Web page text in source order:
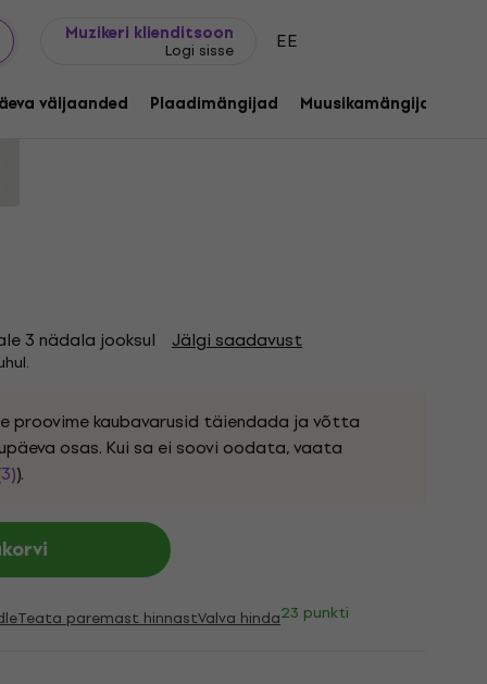
Muzikeri klienditsoon
Logi sisse EE
väljaanded Plaadimängijad Muusikamängijad
Edition) (LP)
3 nädala jooksul Jälgi saadavust
proovime kaubavarusid täiendada ja võtta
osas. Kui sa ei soovi oodata, vaata
).
Teata paremast hinnastValva hinda23 punkti